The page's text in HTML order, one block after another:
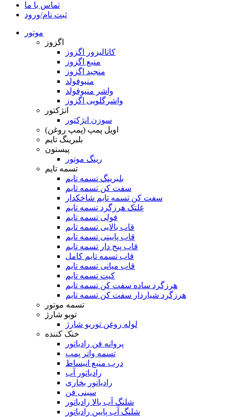
تماس با ما
ثبت نام/ورود
موتور
اگزوز
کاتالیزور اگزوز
منبع اگزوز
منجید اگزوز
منیوفولد
واشر منیوفولد
واشرگلویی اگزوز
انژکتور
سوزن انژکتور
اویل پمپ (پمپ روغن)
بلبرینگ تایم
پیستون
رینگ موتور
تسمه تایم
بلبرینگ تسمه تایم
سفت کن تسمه تایم
سفت کن تسمه تایم شاخکدار
غلتک هرزگرد تسمه تایم
فولی تسمه تایم
قاب بالایی تسمه تایم
قاب پایینی تسمه تایم
قاب پیج دار تسمه تایم
قاب تسمه تایم کامل
قاب میانی تسمه تایم
کیت تسمه تایم
هرزگرد ساده سفت کن تسمه تایم
هرزگرد شیاردار سفت کن تسمه تایم
تسمه موتور
توبو شارژ
لوله روغن توربو شارژ
خنک کننده
پروانه فن رادیاتور
تسمه واتر پمپ
درب منبع انبساط
رادیاتور آب
رادیاتور بخاری
سینی فن
شلنگ آب بالا رادیاتور
شلنگ آب پایین رادیاتور